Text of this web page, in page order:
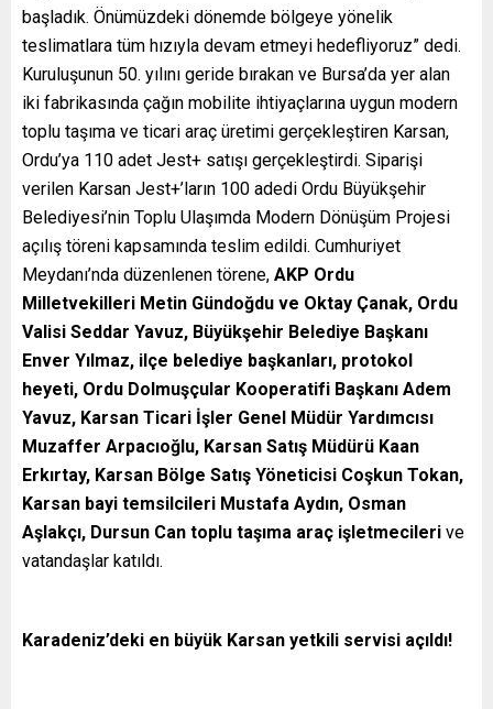
başladık. Önümüzdeki dönemde bölgeye yönelik
teslimatlara tüm hızıyla devam etmeyi hedefliyoruz” dedi.
Kuruluşunun 50. yılını geride bırakan ve Bursa’da yer alan
iki fabrikasında çağın mobilite ihtiyaçlarına uygun modern
toplu taşıma ve ticari araç üretimi gerçekleştiren Karsan,
Ordu’ya 110 adet Jest+ satışı gerçekleştirdi. Siparişi
verilen Karsan Jest+’ların 100 adedi Ordu Büyükşehir
Belediyesi’nin Toplu Ulaşımda Modern Dönüşüm Projesi
açılış töreni kapsamında teslim edildi. Cumhuriyet
Meydanı’nda düzenlenen törene, AKP Ordu
Milletvekilleri Metin Gündoğdu ve Oktay Çanak, Ordu
Valisi Seddar Yavuz, Büyükşehir Belediye Başkanı
Enver Yılmaz, ilçe belediye başkanları, protokol
heyeti, Ordu Dolmuşçular Kooperatifi Başkanı Adem
Yavuz, Karsan Ticari İşler Genel Müdür Yardımcısı
Muzaffer Arpacıoğlu, Karsan Satış Müdürü Kaan
Erkırtay, Karsan Bölge Satış Yöneticisi Coşkun Tokan,
Karsan bayi temsilcileri Mustafa Aydın, Osman
Aşlakçı, Dursun Can toplu taşıma araç işletmecileri ve
vatandaşlar katıldı.
Karadeniz’deki en büyük Karsan yetkili servisi açıldı!